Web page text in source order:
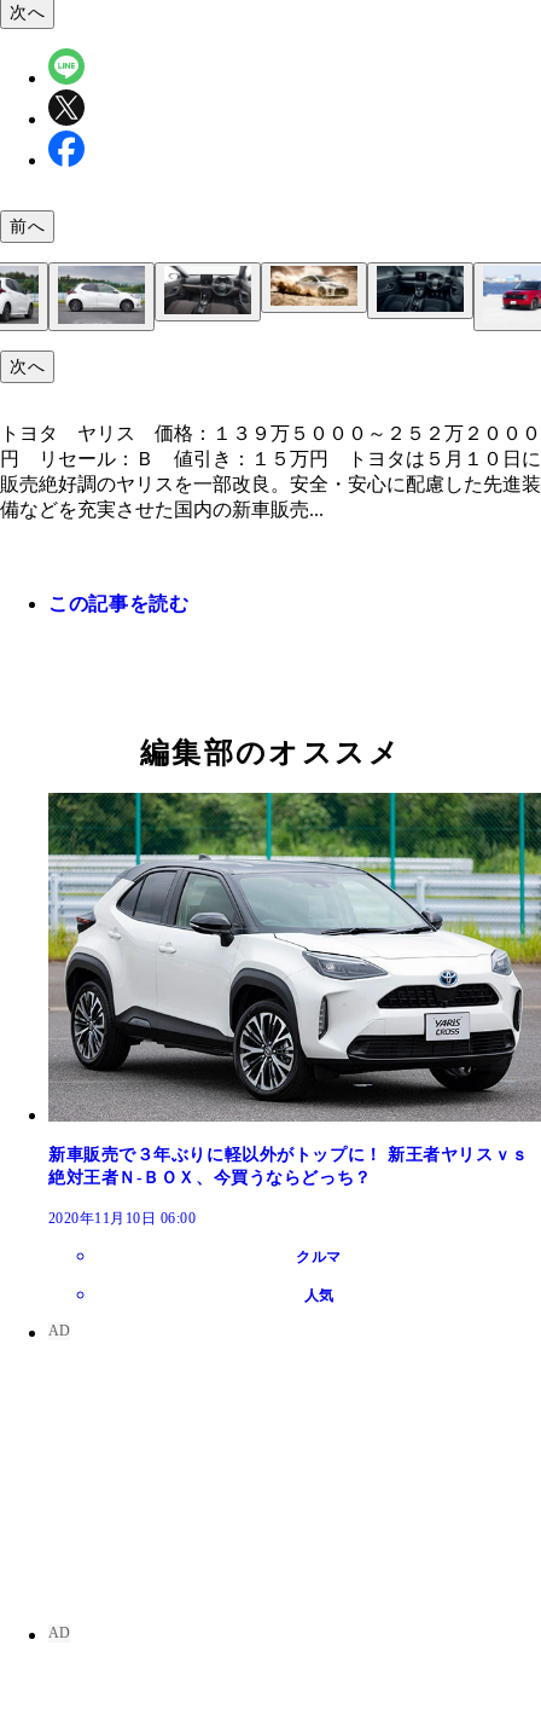
心に配慮した先進装備などを充実させた
走りがクローズアップされるヤリスだが、インテ
質感も見どころ。実用燃費もスゴい
セール：Ａ 値引き：１８万円 英国カー・オブ
イヤー２０２１を受賞したＧＲヤリス。審査員は
嵐だった
速度計はフルスケールで２８０ｋｍ／ｈ。エンジ
６リットルの直３ターボを搭載で最高出力２７２
次へ
前へ
次へ
トヨタ ヤリス 価格：１３９万５０００～２５２万２０００
円 リセール：Ｂ 値引き：１５万円 トヨタは５月１０日に
販売絶好調のヤリスを一部改良。安全・安心に配慮した先進装
備などを充実させた国内の新車販売...
この記事を読む
編集部のオススメ
新車販売で３年ぶりに軽以外がトップに！ 新王者ヤリスｖｓ
絶対王者Ｎ‐ＢＯＸ、今買うならどっち？
2020年11月10日 06:00
クルマ
人気